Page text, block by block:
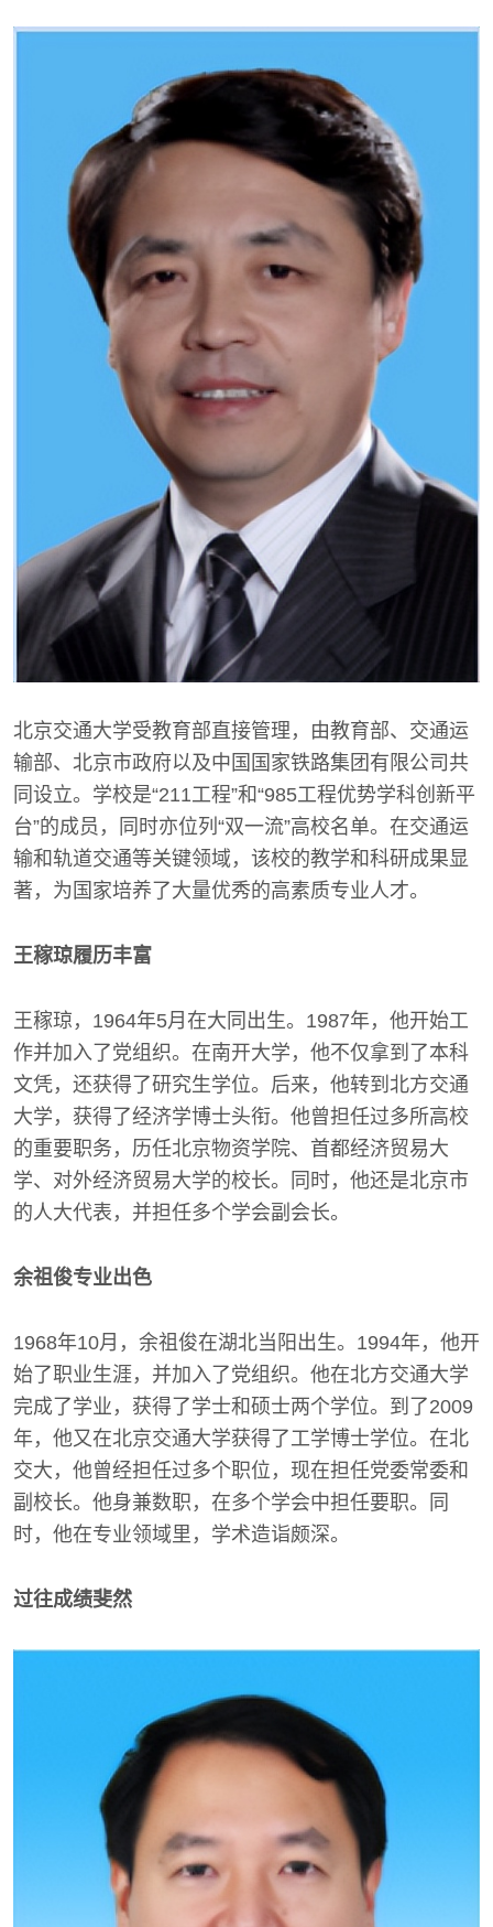
北京交通大学受教育部直接管理，由教育部、交通运
输部、北京市政府以及中国国家铁路集团有限公司共
同设立。学校是“211工程”和“985工程优势学科创新平
台”的成员，同时亦位列“双一流”高校名单。在交通运
输和轨道交通等关键领域，该校的教学和科研成果显
著，为国家培养了大量优秀的高素质专业人才。
王稼琼履历丰富
王稼琼，1964年5月在大同出生。1987年，他开始工
作并加入了党组织。在南开大学，他不仅拿到了本科
文凭，还获得了研究生学位。后来，他转到北方交通
大学，获得了经济学博士头衔。他曾担任过多所高校
的重要职务，历任北京物资学院、首都经济贸易大
学、对外经济贸易大学的校长。同时，他还是北京市
的人大代表，并担任多个学会副会长。
余祖俊专业出色
1968年10月，余祖俊在湖北当阳出生。1994年，他开
始了职业生涯，并加入了党组织。他在北方交通大学
完成了学业，获得了学士和硕士两个学位。到了2009
年，他又在北京交通大学获得了工学博士学位。在北
交大，他曾经担任过多个职位，现在担任党委常委和
副校长。他身兼数职，在多个学会中担任要职。同
时，他在专业领域里，学术造诣颇深。
过往成绩斐然